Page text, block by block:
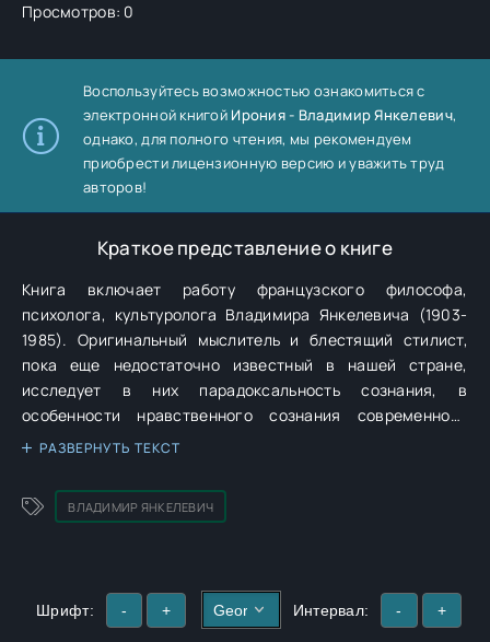
Просмотров: 0
Воспользуйтесь возможностью ознакомиться с
электронной книгой Ирония - Владимир Янкелевич,
однако, для полного чтения, мы рекомендуем
приобрести лицензионную версию и уважить труд
авторов!
Краткое представление о книге
Книга включает работу французского философа,
психолога, культуролога Владимира Янкелевича (1903-
1985). Оригинальный мыслитель и блестящий стилист,
пока еще недостаточно известный в нашей стране,
исследует в них парадоксальность сознания, в
особенности нравственного сознания современного
человека. Обе работы впервые публикуются в переводе
интересующихся философскими проблемами личности.
РАЗВЕРНУТЬ ТЕКСТ
ВЛАДИМИР ЯНКЕЛЕВИЧ
Шрифт: - + Интервал: - +